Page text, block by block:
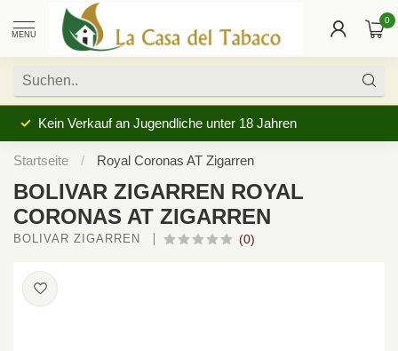
MENU
0
Kein Verkauf an Jugendliche unter 18 Jahren
Startseite / Royal Coronas AT Zigarren
BOLIVAR ZIGARREN ROYAL
CORONAS AT ZIGARREN
BOLIVAR ZIGARREN (0)